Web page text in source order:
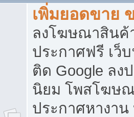
เพิ่มยอดขาย
ลงโฆษณาสิน
ประกาศฟรี เว็
ติด Google ลง
นิยม โพสโฆษ
ประกาศหางาน